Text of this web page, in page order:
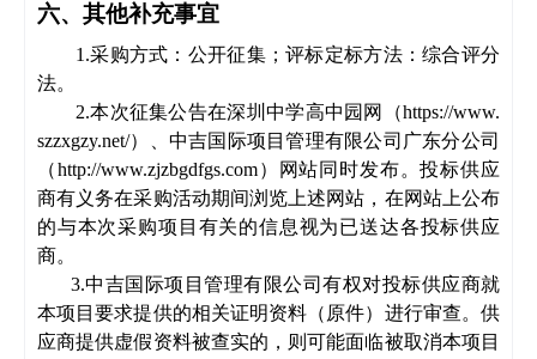
六、其他补充事宜
1.采购方式： 公开征集； 评标定标方法：综合评分
法。
2.本次征集公告在深圳中学高中园网（https://www.
szzxgzy.net/）、中吉国际项目管理有限公司广东分公司
（http://www.zjzbgdfgs.com）
网站同时发布。投标供应
商有义务在采购活动期间浏览上述网站，在网站上公布
的与本次采购项目 有关的信息视为已送达各投标供应
商。
3.中吉国际项目管理有限公司有权对投标供应商就
本项目要求提供的相关证明资料（原件）进行审查。供
应商提供虚假资料被查实的，则可能面临被取消本项目